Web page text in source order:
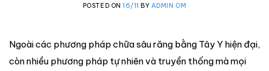
POSTED ON16/11 BY ADMIN OM
Ngoài các phương pháp chữa sâu răng bằng Tây Y hiện đại,
còn nhiều phương pháp tự nhiên và truyền thống mà mọi